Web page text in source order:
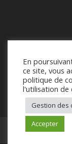
En
ce site, vous
politique de
l'utilisation de
Gestion des
Accepter